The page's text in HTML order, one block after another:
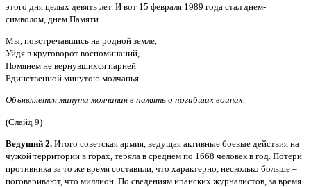
этого дня целых девять лет. И вот 15 февраля 1989 года стал днем-
символом, днем Памяти.
Мы, повстречавшись на родной земле,
Уйдя в круговорот воспоминаний,
Помянем не вернувшихся парней
Единственной минутою молчанья.
Объявляется минута молчания в память о погибших воинах.
(Слайд 9)
Ведущий 2. Итого советская армия, ведущая активные боевые действия на
чужой территории в горах, теряла в среднем по 1668 человек в год. Потери
противника за то же время составили, что характерно, несколько больше –
поговаривают, что миллион. По сведениям иранских журналистов, за время